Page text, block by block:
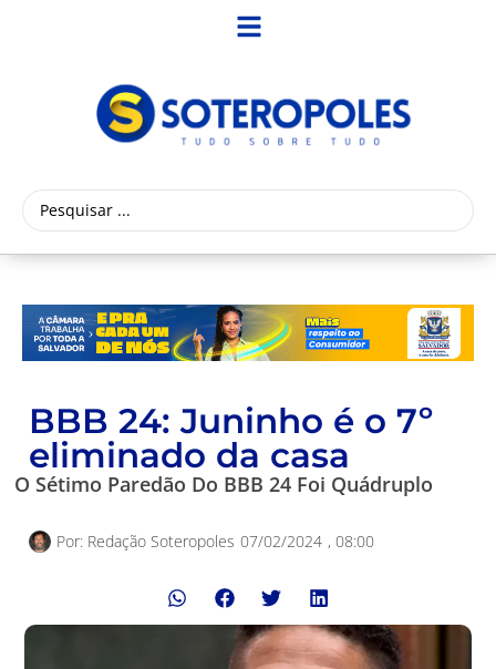
BBB 24: Juninho é o 7º
eliminado da casa
O Sétimo Paredão Do BBB 24 Foi Quádruplo
Por: Redação Soteropoles 07/02/2024 , 08:00